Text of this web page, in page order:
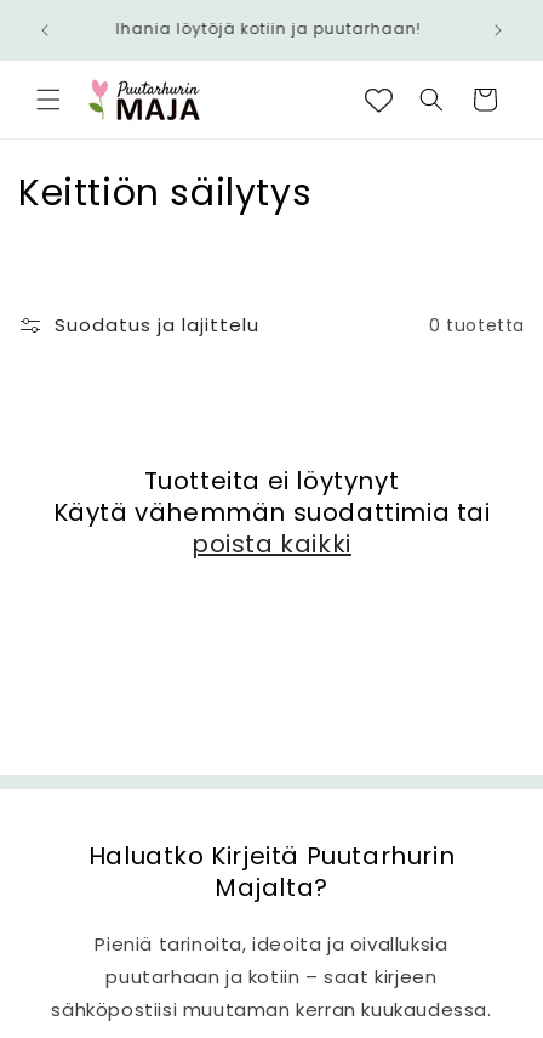
siirry
Ihania löytöjä kotiin ja puutarhaan!
Ostoskori
K
o
Keittiön säilytys
Suodatus ja lajittelu 0 tuotetta
Tuotteita ei löytynyt
Käytä vähemmän suodattimia tai
poista kaikki
Haluatko Kirjeitä Puutarhurin
Majalta?
Pieniä tarinoita, ideoita ja oivalluksia
puutarhaan ja kotiin – saat kirjeen
sähköpostiisi muutaman kerran kuukaudessa.